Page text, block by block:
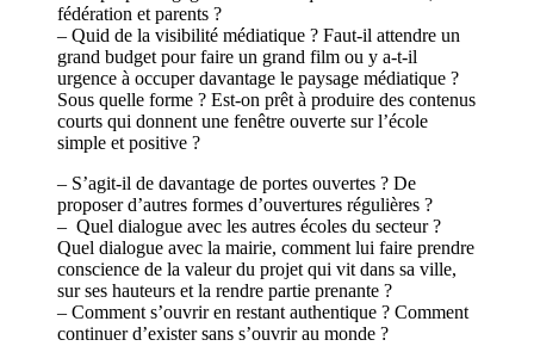
fédération et parents ?
– Quid de la visibilité médiatique ? Faut-il attendre un
grand budget pour faire un grand film ou y a-t-il
urgence à occuper davantage le paysage médiatique ?
Sous quelle forme ? Est-on prêt à produire des contenus
courts qui donnent une fenêtre ouverte sur l’école
simple et positive ?
– S’agit-il de davantage de portes ouvertes ? De
proposer d’autres formes d’ouvertures régulières ?
– Quel dialogue avec les autres écoles du secteur ?
Quel dialogue avec la mairie, comment lui faire prendre
conscience de la valeur du projet qui vit dans sa ville,
sur ses hauteurs et la rendre partie prenante ?
– Comment s’ouvrir en restant authentique ? Comment
continuer d’exister sans s’ouvrir au monde ?